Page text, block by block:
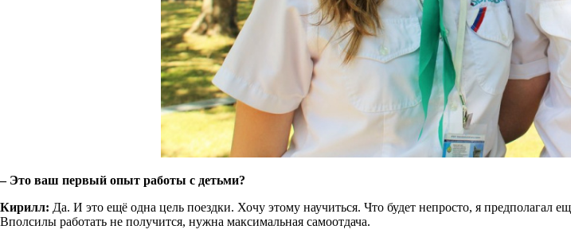
– Это ваш первый опыт работы с детьми?
Кирилл: Да. И это ещё одна цель поездки. Хочу этому научиться. Что будет непросто, я предполагал
Вполсилы работать не получится, нужна максимальная самоотдача.